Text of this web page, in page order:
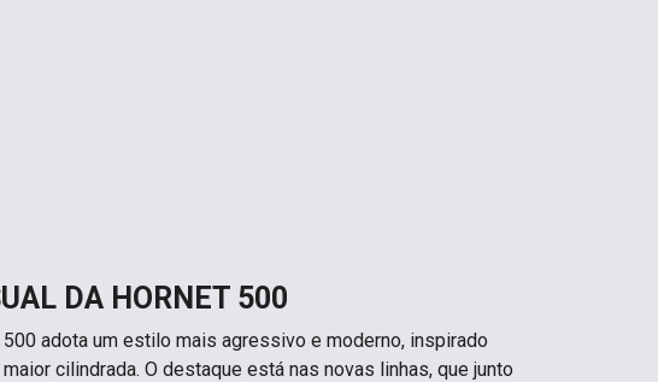
DA HORNET 500
500 adota um estilo mais agressivo e moderno, inspirado
cilindrada. O destaque está nas novas linhas, que junto